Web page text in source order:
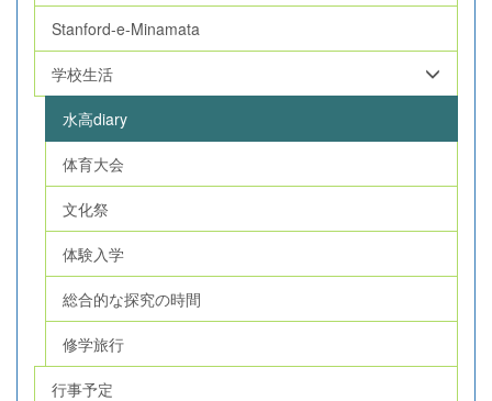
Stanford-e-Minamata
学校生活
水高diary
体育大会
文化祭
体験入学
総合的な探究の時間
修学旅行
行事予定